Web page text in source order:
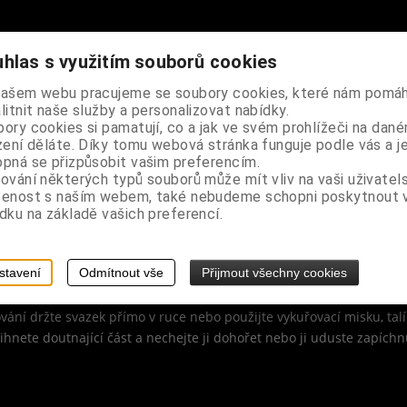
mysli, relaxaci a odpočinku.
potravinářská barva, provázek
oblasti hory Mount Shasta v severní Kalifornii, o této šalvěji se
mysli, hora Mount Shasta je považována za jednu ze
šalvěje velmi zvláštní a odlišné od ostatních šalvějových svazků
jej rozhořet a poté plamínek sfoukněte (svazek musí jen
držte svazek přímo v ruce nebo použijte vykuřovací misku,
doutnající část a nechejte ji dohořet nebo ji uduste
s využitím souborů cookies
webu pracujeme se soubory cookies, které nám
naše služby a personalizovat nabídky.
cookies si pamatují, co a jak ve svém prohlížeči na
děláte. Díky tomu webová stránka funguje podle vás a je
se přizpůsobit vašim preferencím.
některých typů souborů může mít vliv na vaši
s naším webem, také nebudeme schopni poskytnout
na základě vašich preferencí.
Odmítnout vše Přijmout všechny cookies